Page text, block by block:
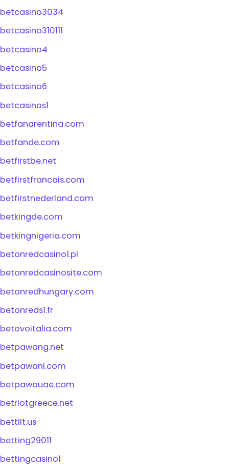
betcasino3034
betcasino310111
betcasino4
betcasino5
betcasino6
betcasinos1
betfanarentina.com
betfande.com
betfirstbe.net
betfirstfrancais.com
betfirstnederland.com
betkingde.com
betkingnigeria.com
betonredcasino1.pl
betonredcasinosite.com
betonredhungary.com
betonreds1.fr
betovoitalia.com
betpawang.net
betpawanl.com
betpawauae.com
betriotgreece.net
bettilt.us
betting29011
bettingcasino1